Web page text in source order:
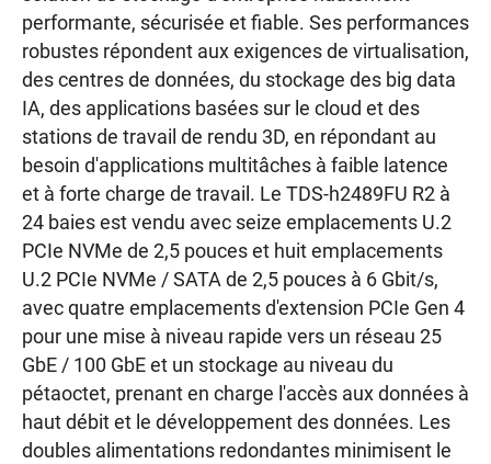
performante, sécurisée et fiable. Ses performances
robustes répondent aux exigences de virtualisation,
des centres de données, du stockage des big data
IA, des applications basées sur le cloud et des
stations de travail de rendu 3D, en répondant au
besoin d'applications multitâches à faible latence
et à forte charge de travail. Le TDS-h2489FU R2 à
24 baies est vendu avec seize emplacements U.2
PCIe NVMe de 2,5 pouces et huit emplacements
U.2 PCIe NVMe / SATA de 2,5 pouces à 6 Gbit/s,
avec quatre emplacements d'extension PCIe Gen 4
pour une mise à niveau rapide vers un réseau 25
GbE / 100 GbE et un stockage au niveau du
pétaoctet, prenant en charge l'accès aux données à
haut débit et le développement des données. Les
doubles alimentations redondantes minimisent le